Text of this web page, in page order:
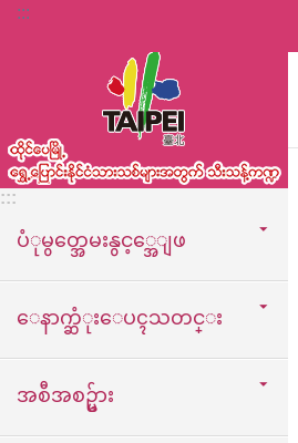
:::
:::
ပံုမွတ္အေမးနွင့္အေျဖ
ေနာက္ဆံုးေပၚသတင္း
အစီအစဥ္မ်ား